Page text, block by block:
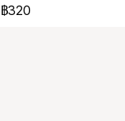
฿320